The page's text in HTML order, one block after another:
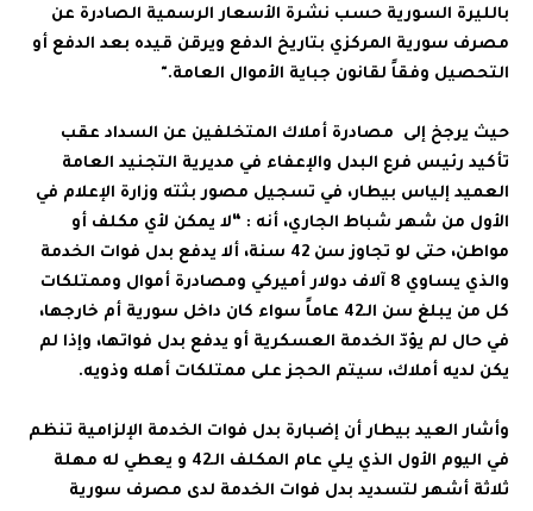
بالليرة السورية حسب نشرة الأسعار الرسمية الصادرة عن
مصرف سورية المركزي بتاريخ الدفع ويرقن قيده بعد الدفع أو
التحصيل وفقاً لقانون جباية الأموال العامة."
حيث يرجخ إلى مصادرة أملاك المتخلفين عن السداد عقب
تأكيد رئيس فرع البدل والإعفاء في مديرية التجنيد العامة
العميد إلياس بيطار، في تسجيل مصور بثته وزارة الإعلام في
الأول من شهر شباط الجاري، أنه : “لا يمكن لأي مكلف أو
مواطن، حتى لو تجاوز سن 42 سنة، ألا يدفع بدل فوات الخدمة
والذي يساوي 8 آلاف دولار أميركي ومصادرة أموال وممتلكات
كل من يبلغ سن الـ42 عاماً سواء كان داخل سورية أم خارجها،
في حال لم يؤدّ الخدمة العسكرية أو يدفع بدل فواتها، وإذا لم
يكن لديه أملاك، سيتم الحجز على ممتلكات أهله وذويه.
وأشار العيد بيطار أن إضبارة بدل فوات الخدمة الإلزامية تنظم
في اليوم الأول الذي يلي عام المكلف الـ42 و يعطي له مهلة
ثلاثة أشهر لتسديد بدل فوات الخدمة لدى مصرف سورية